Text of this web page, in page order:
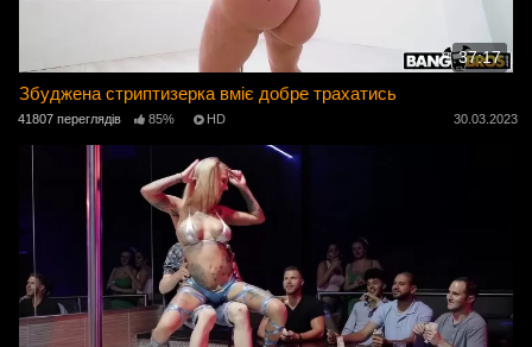
37:17
Збуджена стриптизерка вміє добре трахатись
41807 переглядів 85% HD 30.03.2023